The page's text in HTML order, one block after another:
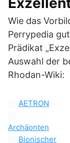
Wie das
Perrypedia
Prädikat
Auswahl der
Rhodan-Wiki:
AETRON